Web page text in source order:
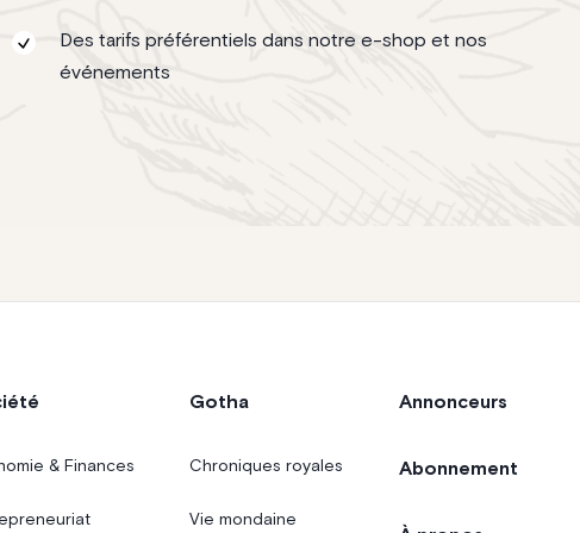
Des tarifs préférentiels dans notre e-shop et nos
événements
& Finances
Gotha
Chroniques royales
Vie mondaine
Annonceurs
Abonnement